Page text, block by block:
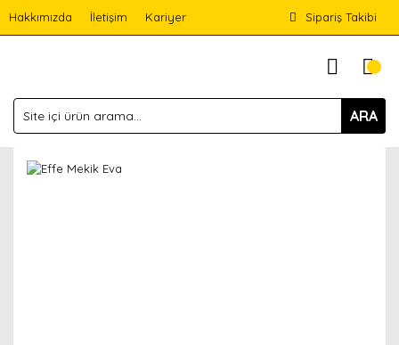
Hakkımızda İletişim Kariyer Sipariş Takibi
ARA